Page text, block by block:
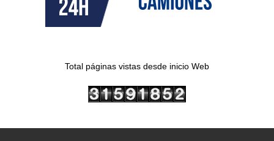
Total páginas vistas desde inicio Web